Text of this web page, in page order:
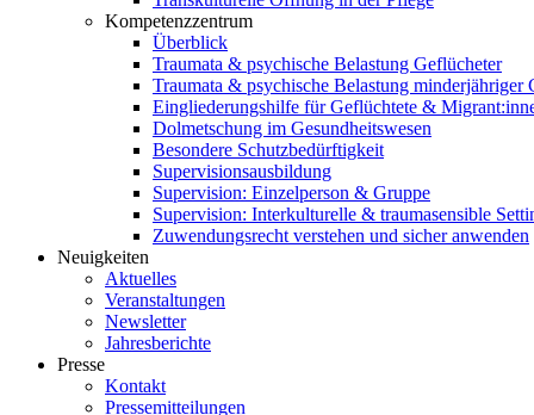
Kompetenzzentrum
Überblick
Traumata & psychische Belastung Geflücheter
Traumata & psychische Belastung minderjähriger
Eingliederungshilfe für Geflüchtete &
Dolmetschung im Gesundheitswesen
Besondere Schutzbedürftigkeit
Supervisionsausbildung
Supervision: Einzelperson & Gruppe
Supervision: Interkulturelle & traumasensible
Zuwendungsrecht verstehen und sicher anwenden
Neuigkeiten
Aktuelles
Veranstaltungen
Newsletter
Jahresberichte
Presse
Kontakt
Pressemitteilungen